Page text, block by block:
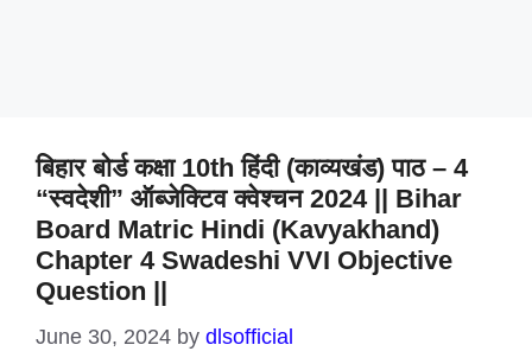
बिहार बोर्ड कक्षा 10th हिंदी (काव्यखंड) पाठ – 4
“स्वदेशी” ऑब्जेक्टिव क्वेश्चन 2024 || Bihar
Board Matric Hindi (Kavyakhand)
Chapter 4 Swadeshi VVI Objective
Question ||
June 30, 2024 by dlsofficial